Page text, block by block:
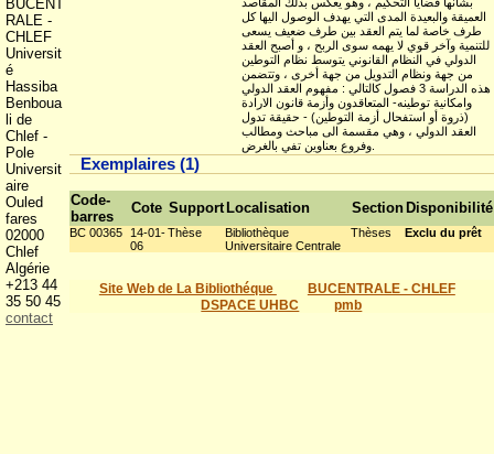
العميقة والبعيدة المدى التي يهدف الوصول اليها كل
طرف خاصة لما يتم العقد بين طرف ضعيف يسعى
للتنمية وآخر قوي لا يهمه سوى الربح ، و أصبح العقد
الدولي في النظام القانوني يتوسط نظام التوطين
من جهة ونظام التدويل من جهة أخرى ، وتتضمن
هذه الدراسة 3 فصول كالتالي : مفهوم العقد الدولي
وامكانية توطينه- المتعاقدون وأزمة قانون الارادة
(ذروة أو استفحال أزمة التوطين) - حقيقة تدول
العقد الدولي ، وهي مقسمة الى مباحث ومطالب
وفروع بعناوين تفي بالغرض.
Exemplaires (1)
Code-
barres
Cote Support Localisation Section Disponibilité
BC 00365
14-01-
06
Thèse
Bibliothèque
Universitaire Centrale
Thèses Exclu du prêt
Site Web de La Bibliothéque
BUCENTRALE - CHLEF
DSPACE UHBC
pmb
BUCENT
RALE -
CHLEF
Universit
é
Hassiba
Benboua
li de
Chlef -
Pole
Universit
aire
Ouled
fares
02000
Chlef
Algérie
+213 44
35 50 45
contact